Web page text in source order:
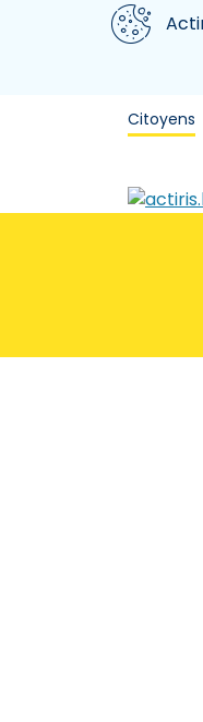
Aller au contenu
Nous utilisons des
Citoyens